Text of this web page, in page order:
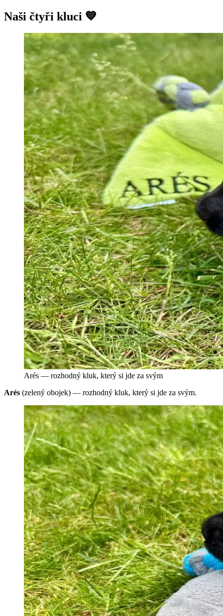
Naši čtyři kluci 💙
Arés — rozhodný kluk, který si jde za svým
Arés (zelený obojek) — rozhodný kluk, který si jde za svým.